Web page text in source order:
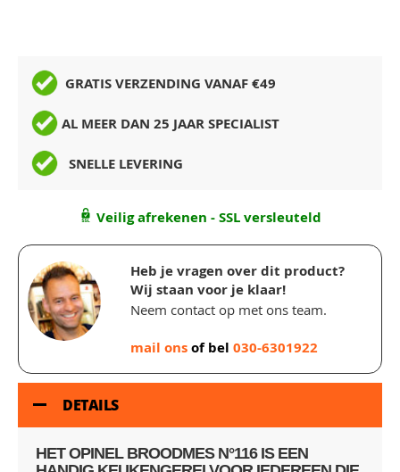
GRATIS VERZENDING VANAF €49
AL MEER DAN 25 JAAR SPECIALIST
SNELLE LEVERING
Veilig afrekenen - SSL versleuteld
Heb je vragen over dit product?
Wij staan voor je klaar!
Neem contact op met ons team.
mail onsof bel 030-6301922
DETAILS
HET OPINEL BROODMES N°116 IS EEN